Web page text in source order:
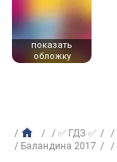
показать
обложку
✅ ГДЗ ✅
Баландина 2017